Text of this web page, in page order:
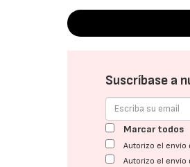
Suscríbase a
Marcar todos
Autorizo el envío
Autorizo el envío